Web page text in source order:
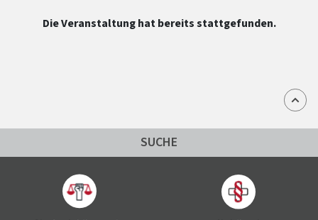
Die Veranstaltung hat bereits stattgefunden.
SUCHE